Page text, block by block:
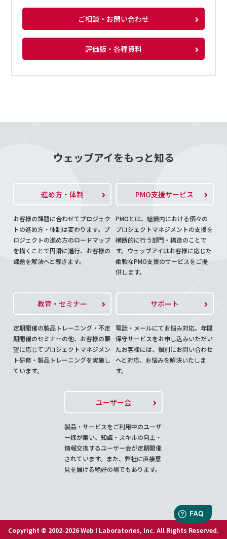
ご相談・お問い合わせ
評価版・各種資料
ウェッブアイをもっと知る
進め方・体制
お客様の課題に合わせてプロジェク
トの進め方・体制は変わります。プ
ロジェクトの進め方のロードマップ
を描くことで円滑に進行、お客様の
課題を解決へと導きます。
PMO支援サービス
PMOとは、組織内における個々の
プロジェクトマネジメントの支援を
横断的に行う部門・構造のことで
す。ウェッブアイはお客様に応じた
柔軟なPMO支援のサービスをご提
供します。
教育・セミナー
定期開催の製品トレーニング・不定
期開催のセミナーの他、お客様の要
望に応じてプロジェクトマネジメン
ト研修・製品トレーニングを実施し
ています。
サポート
電話・メールにてお悩み対応。年間
保守サービスをお申し込みいただい
たお客様には、個別にお問い合わせ
へと対応、お悩みを解決いたしま
す。
ユーザー会
製品・サービスをご利用中のユーザ
ー様が集い、知識・スキルの向上・
情報交換するユーザー会が定期開催
されています。また、弊社に直接意
見を届ける絶好の場でもあります。
Copyright © 2002-2026 Web I Laboratories, Inc. All Rights Reserved.